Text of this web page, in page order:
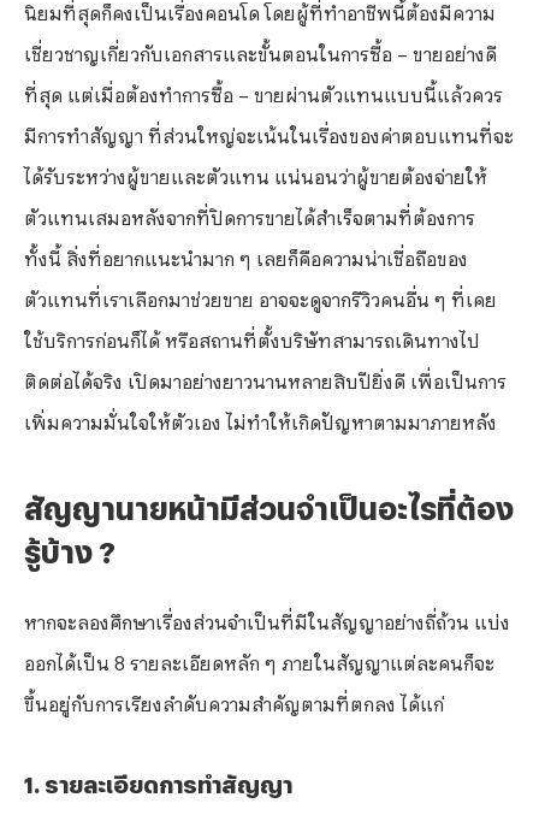
นิยมที่สุดก็คงเป็นเรื่องคอนโด โดยผู้ที่ทำอาชีพนี้ต้องมีความ
เชี่ยวชาญเกี่ยวกับเอกสารและขั้นตอนในการซื้อ – ขายอย่างดี
ที่สุด แต่เมื่อต้องทำการซื้อ – ขายผ่านตัวแทนแบบนี้แล้วควร
มีการทำสัญญา ที่ส่วนใหญ่จะเน้นในเรื่องของค่าตอบแทนที่จะ
ได้รับระหว่างผู้ขายและตัวแทน แน่นอนว่าผู้ขายต้องจ่ายให้
ตัวแทนเสมอหลังจากที่ปิดการขายได้สำเร็จตามที่ต้องการ
ทั้งนี้ สิ่งที่อยากแนะนำมาก ๆ เลยก็คือความน่าเชื่อถือของ
ตัวแทนที่เราเลือกมาช่วยขาย อาจจะดูจากรีวิวคนอื่น ๆ ที่เคย
ใช้บริการก่อนก็ได้ หรือสถานที่ตั้งบริษัทสามารถเดินทางไป
ติดต่อได้จริง เปิดมาอย่างยาวนานหลายสิบปียิ่งดี เพื่อเป็นการ
เพิ่มความมั่นใจให้ตัวเอง ไม่ทำให้เกิดปัญหาตามมาภายหลัง
⁠สัญญานายหน้ามีส่วนจำเป็นอะไรที่ต้อง
รู้บ้าง ?
หากจะลองศึกษาเรื่องส่วนจำเป็นที่มีในสัญญาอย่างถี่ถ้วน แบ่ง
ออกได้เป็น 8 รายละเอียดหลัก ๆ ภายในสัญญาแต่ละคนก็จะ
ขึ้นอยู่กับการเรียงลำดับความสำคัญตามที่ตกลง ได้แก่
⁠1. รายละเอียดการทำสัญญา